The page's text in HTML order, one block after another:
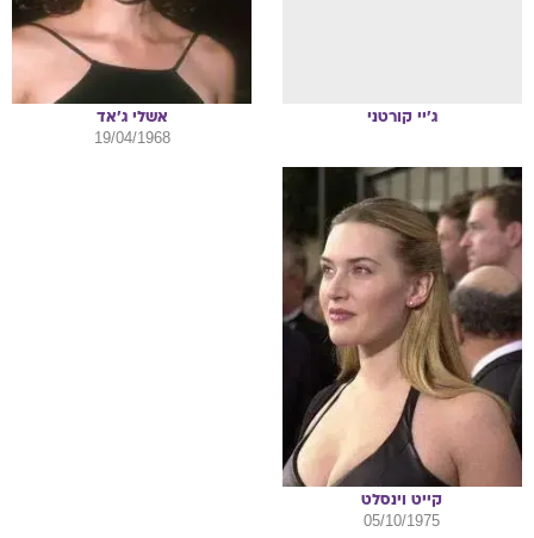
ג'יי קורטני אשלי ג'אד
19/04/1968
קייט וינסלט
05/10/1975